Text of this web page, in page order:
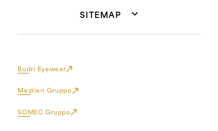
SITEMAP
Budri Eyewear
Mestieri Gruppo
SOMEC Gruppo